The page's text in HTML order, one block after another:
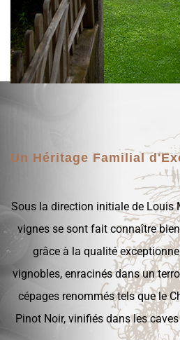
Un Héritage Familial
Sous la direction initiale de Louis
vignes se sont fait connaître
grâce à la qualité
vignobles, enracinés dans un
cépages renommés tels que le
Pinot Noir, vinifiés dans les